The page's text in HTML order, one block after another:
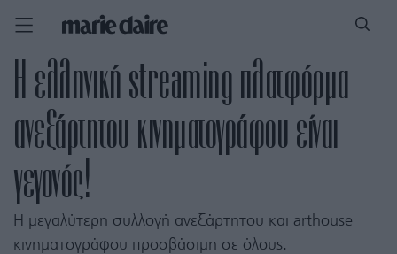
Η ελληνική streaming πλατφόρμα
ανεξάρτητου κινηματογράφου είναι
γεγονός!
H μεγαλύτερη συλλογή ανεξάρτητου και arthouse
κινηματογράφου προσβάσιμη σε όλους.